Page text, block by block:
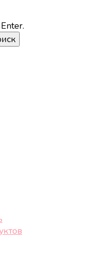
а также трендах,
стиле, отдыхе и
а также трендах,
стиле, отдыхе и